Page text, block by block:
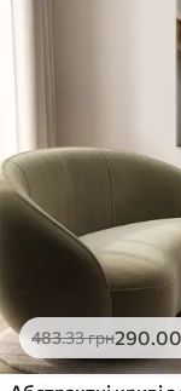
483.33грн290.00